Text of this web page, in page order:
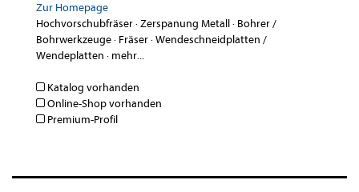
Zur Homepage
Hochvorschubfräser·Zerspanung Metall· Bohrer /
Bohrwerkzeuge· Fräser·Wendeschneidplatten /
Wendeplatten · mehr...
Katalog vorhanden
Online-Shop vorhanden
Premium-Profil